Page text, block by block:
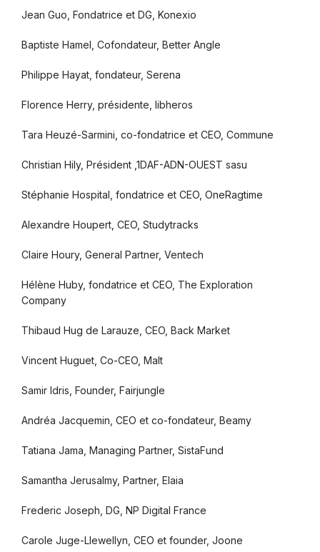
Jean Guo, Fondatrice et DG, Konexio
Baptiste Hamel, Cofondateur, Better Angle
Philippe Hayat, fondateur, Serena
Florence Herry, présidente, libheros
Tara Heuzé-Sarmini, co-fondatrice et CEO, Commune
Christian Hily, Président ,1DAF-ADN-OUEST sasu
Stéphanie Hospital, fondatrice et CEO, OneRagtime
Alexandre Houpert, CEO, Studytracks
Claire Houry, General Partner, Ventech
Hélène Huby, fondatrice et CEO, The Exploration
Company
Thibaud Hug de Larauze, CEO, Back Market
Vincent Huguet, Co-CEO, Malt
Samir Idris, Founder, Fairjungle
Andréa Jacquemin, CEO et co-fondateur, Beamy
Tatiana Jama, Managing Partner, SistaFund
Samantha Jerusalmy, Partner, Elaia
Frederic Joseph, DG, NP Digital France
Carole Juge-Llewellyn, CEO et founder, Joone